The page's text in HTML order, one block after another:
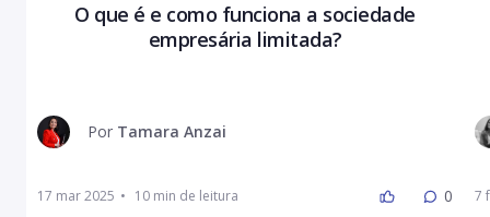
O que é e como funciona a sociedade
empresária limitada?
Por Tamara Anzai
17 mar 2025 • 0 7